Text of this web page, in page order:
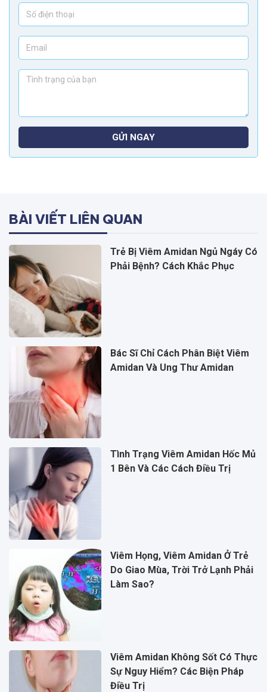
GỬI NGAY
BÀI VIẾT LIÊN QUAN
Trẻ Bị Viêm Amidan Ngủ Ngáy Có
Phải Bệnh? Cách Khắc Phục
Bác Sĩ Chỉ Cách Phân Biệt Viêm
Amidan Và Ung Thư Amidan
Tình Trạng Viêm Amidan Hốc Mủ
1 Bên Và Các Cách Điều Trị
Viêm Họng, Viêm Amidan Ở Trẻ
Do Giao Mùa, Trời Trở Lạnh Phải
Làm Sao?
Viêm Amidan Không Sốt Có Thực
Sự Nguy Hiểm? Các Biện Pháp
Điều Trị